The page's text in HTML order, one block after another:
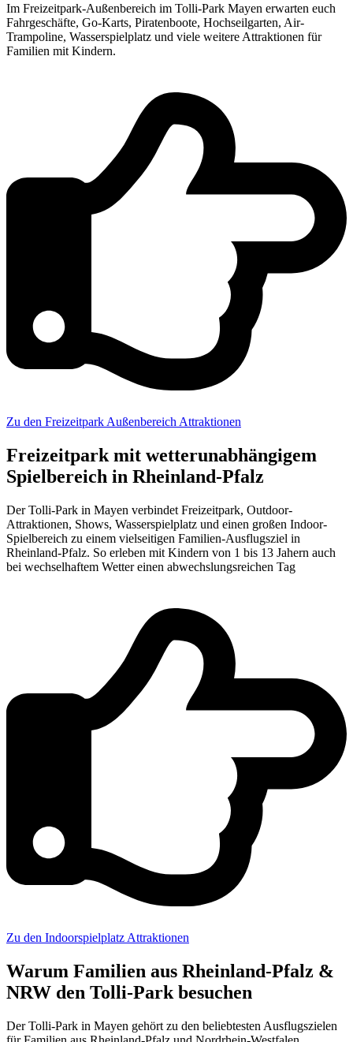
Im Freizeitpark-Außenbereich im Tolli-Park Mayen erwarten euch
Fahrgeschäfte, Go-Karts, Piratenboote, Hochseilgarten, Air-
Trampoline, Wasserspielplatz und viele weitere Attraktionen für
Familien mit Kindern.
Zu den Freizeitpark Außenbereich Attraktionen
Freizeitpark mit wetterunabhängigem
Spielbereich in Rheinland-Pfalz
Der Tolli-Park in Mayen verbindet Freizeitpark, Outdoor-
Attraktionen, Shows, Wasserspielplatz und einen großen Indoor-
Spielbereich zu einem vielseitigen Familien-Ausflugsziel in
Rheinland-Pfalz. So erleben mit Kindern von 1 bis 13 Jahern auch
bei wechselhaftem Wetter einen abwechslungsreichen Tag
Zu den Indoorspielplatz Attraktionen
Warum Familien aus Rheinland-Pfalz &
NRW den Tolli-Park besuchen
Der Tolli-Park in Mayen gehört zu den beliebtesten Ausflugszielen